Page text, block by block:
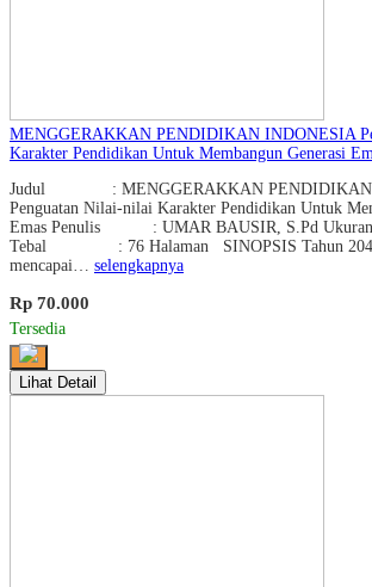
MENGGERAKKAN PENDIDIKAN INDONESIA
Karakter Pendidikan Untuk Membangun Generasi
Judul : MENGGERAKKAN PENDIDIKAN
Penguatan Nilai-nilai Karakter Pendidikan Untuk
Emas Penulis : UMAR BAUSIR, S.Pd
Tebal : 76 Halaman SINOPSIS Tahun 2045
mencapai… selengkapnya
Rp 70.000
Tersedia
Lihat Detail